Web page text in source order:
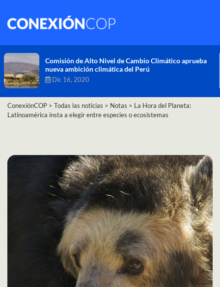
Comisión de Alto Nivel de Cambio Climático aprueba
nueva ambición climática del Perú
Dic 16, 2020
ConexiónCOP > Todas las noticias > Notas > La Hora del Planeta:
Latinoamérica insta a elegir entre especies o ecosistemas